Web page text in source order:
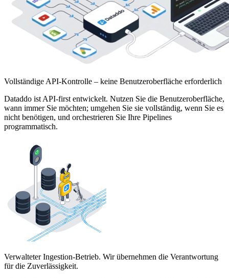
Vollständige API-Kontrolle – keine Benutzeroberfläche erforderlich
Dataddo ist API-first entwickelt. Nutzen Sie die Benutzeroberfläche,
wann immer Sie möchten; umgehen Sie sie vollständig, wenn Sie es
nicht benötigen, und orchestrieren Sie Ihre Pipelines
programmatisch.
Verwalteter Ingestion-Betrieb. Wir übernehmen die Verantwortung
für die Zuverlässigkeit.